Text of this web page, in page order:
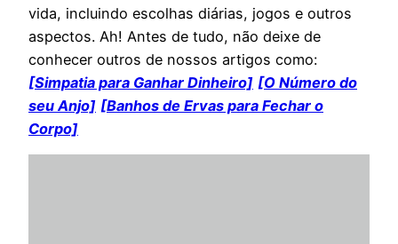
vida, incluindo escolhas diárias, jogos e outros
aspectos. Ah! Antes de tudo, não deixe de
conhecer outros de nossos artigos como:
[Simpatia para Ganhar Dinheiro] [O Número do
seu Anjo] [Banhos de Ervas para Fechar o
Corpo]